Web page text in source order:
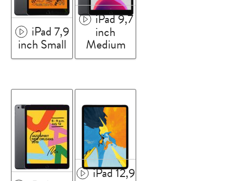
iPad 7,9
inch Small
iPad 9,7
inch
Medium
iPad 12,9